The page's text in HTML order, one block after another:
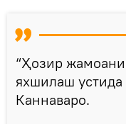
“Ҳозир
яхшилаш
Каннаваро.